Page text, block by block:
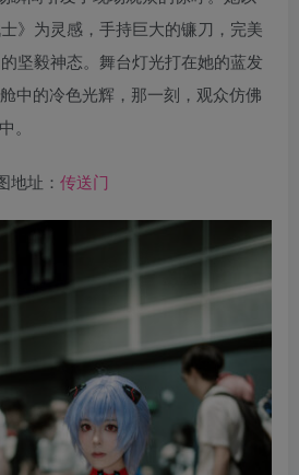
》为灵感，手持巨大的镰刀，完美
坚毅神态。舞台灯光打在她的蓝发
中的冷色光辉，那一刻，观众仿佛
。
地址： 传送门